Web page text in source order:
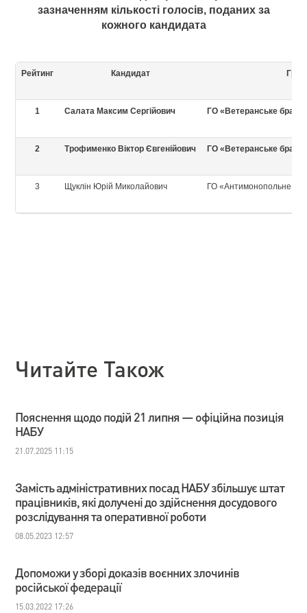
зазначенням кількості голосів, поданих за
кожного кандидата
Рейтинг Кандидат
1 Салата Максим Сергійович ГО «Ветеранське
2 Трофименко Віктор Євгенійович ГО «Ветеранське
3 Щуклін Юрій Миколайович ГО «Антимонопольне
Читайте Також
Пояснення щодо подій 21 липня — офіційна позиція
НАБУ
21.07.2025 11:15
Замість адміністративних посад НАБУ збільшує штат
працівників, які долучені до здійснення досудового
розслідування та оперативної роботи
08.05.2023 12:57
Допоможи у зборі доказів воєнних злочинів
російської федерації
15.03.2022 17:26